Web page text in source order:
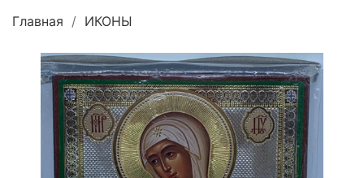
Главная ИКОНЫ